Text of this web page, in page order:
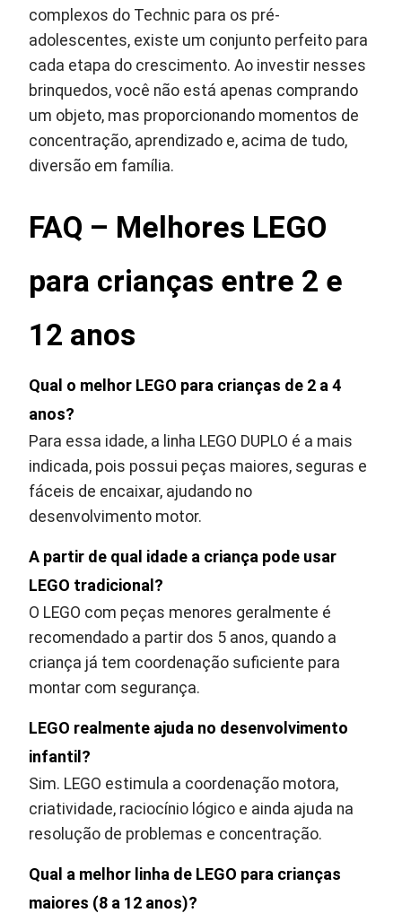
complexos do Technic para os pré-
adolescentes, existe um conjunto perfeito para
cada etapa do crescimento. Ao investir nesses
brinquedos, você não está apenas comprando
um objeto, mas proporcionando momentos de
concentração, aprendizado e, acima de tudo,
diversão em família.
FAQ – Melhores LEGO
para crianças entre 2 e
12 anos
Qual o melhor LEGO para crianças de 2 a 4
anos?
Para essa idade, a linha LEGO DUPLO é a mais
indicada, pois possui peças maiores, seguras e
fáceis de encaixar, ajudando no
desenvolvimento motor.
A partir de qual idade a criança pode usar
LEGO tradicional?
O LEGO com peças menores geralmente é
recomendado a partir dos 5 anos, quando a
criança já tem coordenação suficiente para
montar com segurança.
LEGO realmente ajuda no desenvolvimento
infantil?
Sim. LEGO estimula a coordenação motora,
criatividade, raciocínio lógico e ainda ajuda na
resolução de problemas e concentração.
Qual a melhor linha de LEGO para crianças
maiores (8 a 12 anos)?